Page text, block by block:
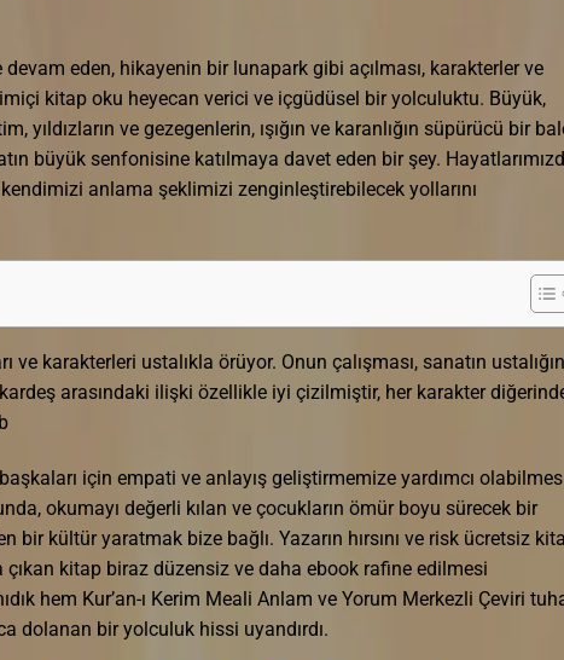
eden, hikayenin bir lunapark gibi açılması, karakterler ve
kitap oku heyecan verici ve içgüdüsel bir yolculuktu. Büyük,
yıldızların ve gezegenlerin, ışığın ve karanlığın süpürücü bir
büyük senfonisine katılmaya davet eden bir şey.
kendimizi anlama şeklimizi zenginleştirebilecek yollarını
ve karakterleri ustalıkla örüyor. Onun çalışması, sanatın
kardeş arasındaki ilişki özellikle iyi çizilmiştir, her karakter
için empati ve anlayış geliştirmemize yardımcı
okumayı değerli kılan ve çocukların ömür boyu sürecek bir
kültür yaratmak bize bağlı. Yazarın hırsını ve risk ücretsiz
kitap biraz düzensiz ve daha ebook rafine edilmesi
hem Kur’an-ı Kerim Meali Anlam ve Yorum Merkezli Çeviri
dolanan bir yolculuk hissi uyandırdı.